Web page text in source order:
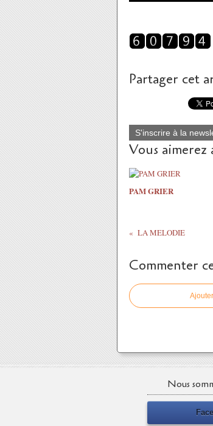
Partager cet
S'inscrire à la
Vous aimerez
PAM GRIER
LA MELODIE
Commenter
Nous